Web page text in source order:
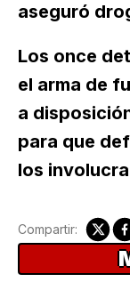
aseguró
Los once
el arma de
a
para que
los
Compartir: